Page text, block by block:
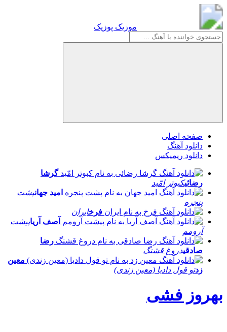
موزیک پوزیک
صفحه اصلی
دانلود آهنگ
دانلود ریمیکس
گرشا
رضائیکبوتر امّید
امید جهانپشت
پنجره
فرخایران
آصف آریاپیشت
آرومم
رضا
صادقیدروغ قشنگ
معین
زدتو قول دادیا (معین زندی)
بهروز فشی